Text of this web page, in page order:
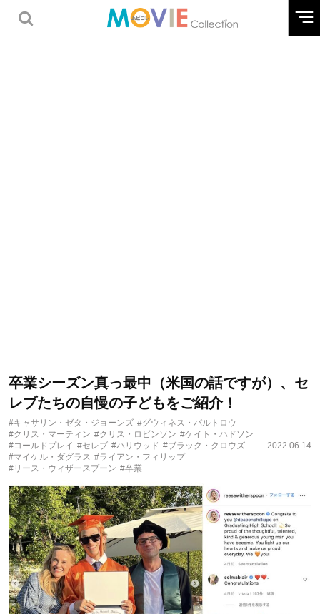
卒業シーズン真っ最中（米国の話ですが）、セ
レブたちの自慢の子どもをご紹介！
#キャサリン・ゼタ・ジョーンズ #グウィネス・パルトロウ
#クリス・マーティン #クリス・ロビンソン #ケイト・ハドソン
#コールドプレイ #セレブ #ハリウッド #ブラック・クロウズ
#マイケル・ダグラス #ライアン・フィリップ
#リース・ウィザースプーン #卒業
2022.06.14